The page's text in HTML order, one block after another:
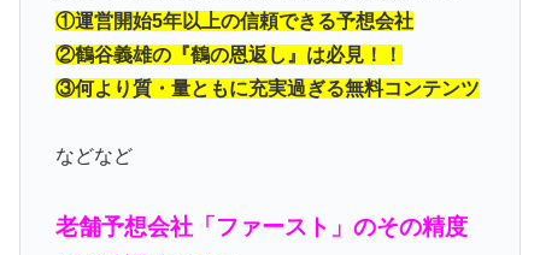
①運営開始5年以上の信頼できる予想会社
②鶴谷義雄の『鶴の恩返し』は必見！！
③何より質・量ともに充実過ぎる無料コンテンツ
などなど
老舗予想会社「ファースト」のその精度